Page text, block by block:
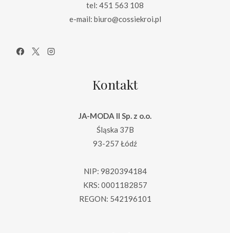
tel: 451 563 108
e-mail: biuro@cossiekroi.pl
Kontakt
JA-MODA II Sp. z o.o.
Śląska 37B
93-257 Łódź
NIP: 9820394184
KRS: 0001182857
REGON: 542196101